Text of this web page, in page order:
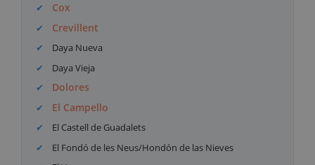
Cox
Crevillent
Daya Nueva
Daya Vieja
Dolores
El Campello
El Castell de Guadalets
El Fondó de les Neus/Hondón de las Nieves